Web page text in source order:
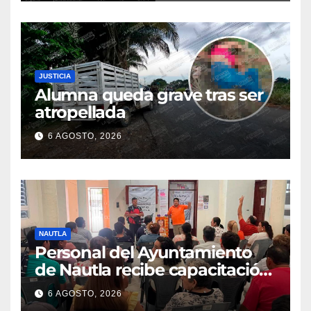
JUSTICIA
Alumna queda grave tras ser
atropellada
6 AGOSTO, 2026
NAUTLA
Personal del Ayuntamiento
de Nautla recibe capacitación
en atención a emergencias
6 AGOSTO, 2026